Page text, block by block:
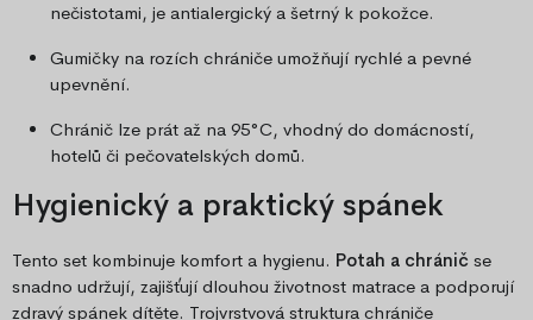
nečistotami, je antialergický a šetrný k pokožce.
Gumičky na rozích chrániče umožňují rychlé a pevné
upevnění.
Chránič lze prát až na 95°C, vhodný do domácností,
hotelů či pečovatelských domů.
Hygienický a praktický spánek
Tento set kombinuje komfort a hygienu. Potah a chránič se
snadno udržují, zajišťují dlouhou životnost matrace a podporují
zdravý spánek dítěte. Trojvrstvová struktura chrániče